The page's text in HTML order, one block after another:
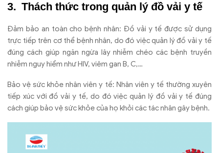
Thách thức trong quản lý đồ vải y tế
Đảm bảo an toàn cho bệnh nhân: Đồ vải y tế được sử dụng
trực tiếp trên cơ thể bệnh nhân, do đó việc quản lý đồ vải y tế
đúng cách giúp ngăn ngừa lây nhiễm chéo các bệnh truyền
nhiễm nguy hiểm như HIV, viêm gan B, C,…
Bảo vệ sức khỏe nhân viên y tế: Nhân viên y tế thường xuyên
tiếp xúc với đồ vải y tế, do đó việc quản lý đồ vải y tế đúng
cách giúp bảo vệ sức khỏe của họ khỏi các tác nhân gây bệnh.